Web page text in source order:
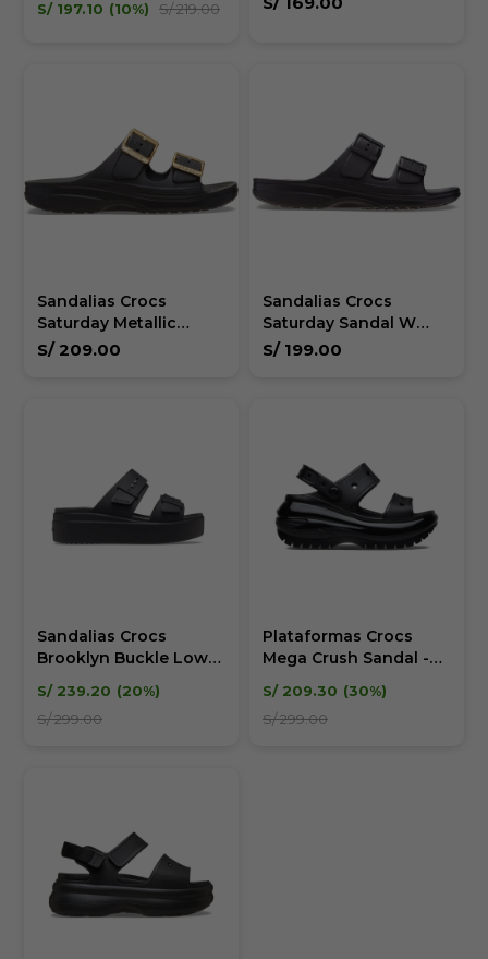
S/ 197.10 10 S/219.00
Sandalias Crocs
Saturday Metallic
Buckle Sandal W Mujer
S/ 209.00
Sandalias Crocs
Saturday Sandal W
Mujer
S/ 199.00
Sandalias Crocs
Brooklyn Buckle Low
Wedge - Mujer
S/ 239.20
20
S/299.00
Plataformas Crocs
Mega Crush Sandal -
Unisex
S/ 209.30
30
S/299.00